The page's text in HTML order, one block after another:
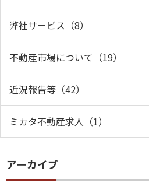
弊社サービス（8）
不動産市場について（19）
近況報告等（42）
ミカタ不動産求人（1）
アーカイブ